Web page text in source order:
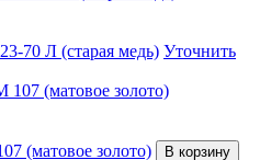
70 Л (старая медь) Уточнить
(матовое золото)
В корзину